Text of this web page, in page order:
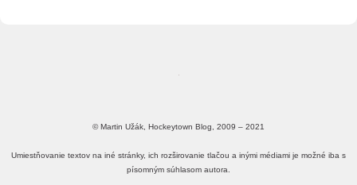
© Martin Užák, Hockeytown Blog, 2009 – 2021
Umiestňovanie textov na iné stránky, ich rozširovanie tlačou a inými médiami je možné iba s
písomným súhlasom autora.